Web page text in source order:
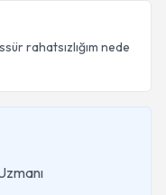
rahatsızlığım nede